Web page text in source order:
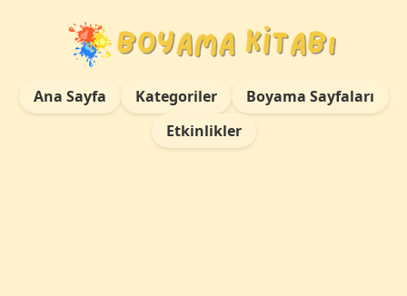
Ana Sayfa Kategoriler
Boyama Sayfaları
Etkinlikler